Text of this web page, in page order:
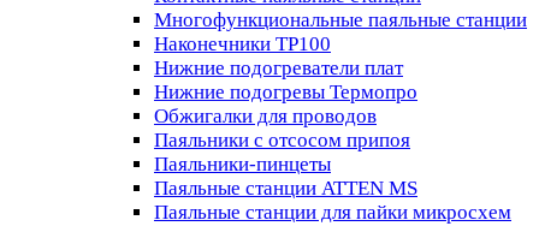
Многофункциональные паяльные станции
Наконечники TP100
Нижние подогреватели плат
Нижние подогревы Термопро
Обжигалки для проводов
Паяльники с отсосом припоя
Паяльники-пинцеты
Паяльные станции ATTEN MS
Паяльные станции для пайки микросхем